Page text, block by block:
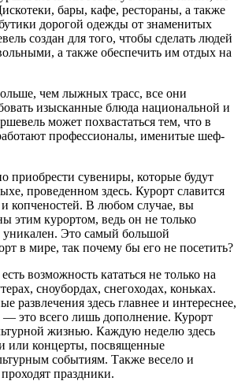
бары, кафе, рестораны, а также
дорогой одежды от знаменитых
создан для того, чтобы сделать людей
а также обеспечить им отдых на
чем лыжных трасс, все они
изысканные блюда национальной и
может похвастаться тем, что в
профессионалы, именитые шеф-
приобрести сувениры, которые будут
проведенном здесь. Курорт славится
копченостей. В любом случае, вы
этим курортом, ведь он не только
уникален. Это самый большой
в мире, так почему бы его не посетить?
возможность кататься не только на
сноубордах, снегоходах, коньках.
развлечения здесь главнее и интереснее,
это всего лишь дополнение. Курорт
жизнью. Каждую неделю здесь
или концерты, посвященные
событиям. Также весело и
праздники.